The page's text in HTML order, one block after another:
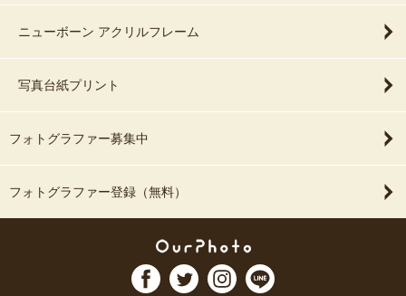
ニューボーン アクリルフレーム
写真台紙プリント
フォトグラファー募集中
フォトグラファー登録（無料）